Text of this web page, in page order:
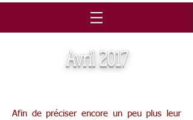
Avril 2017
Afin de préciser encore un peu plus leur